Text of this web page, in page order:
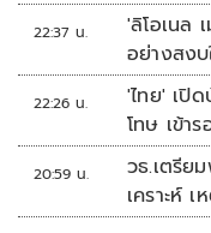
22:37 น.
'ลิโอเนล
อย่างสง
22:26 น.
'ไทย' เปิ
โทษ เข้า
20:59 น.
วธ.เตรีย
เคราะห์ เ